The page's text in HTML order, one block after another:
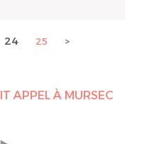
24 25 >
APPEL À MURSEC